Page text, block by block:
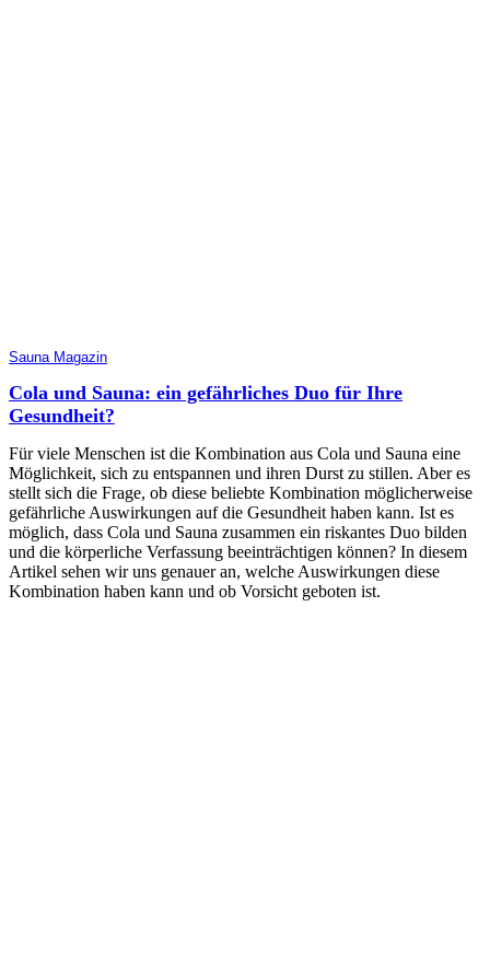
Sauna Magazin
Cola und Sauna: ein gefährliches Duo für Ihre
Gesundheit?
Für viele Menschen ist die Kombination aus Cola und Sauna eine
Möglichkeit, sich zu entspannen und ihren Durst zu stillen. Aber es
stellt sich die Frage, ob diese beliebte Kombination möglicherweise
gefährliche Auswirkungen auf die Gesundheit haben kann. Ist es
möglich, dass Cola und Sauna zusammen ein riskantes Duo bilden
und die körperliche Verfassung beeinträchtigen können? In diesem
Artikel sehen wir uns genauer an, welche Auswirkungen diese
Kombination haben kann und ob Vorsicht geboten ist.